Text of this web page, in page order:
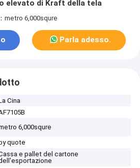
elevato di Kraft della tela
metro 6,000squre
Parla adesso.
Cina
6,000squre
by quote
e pallet del cartone